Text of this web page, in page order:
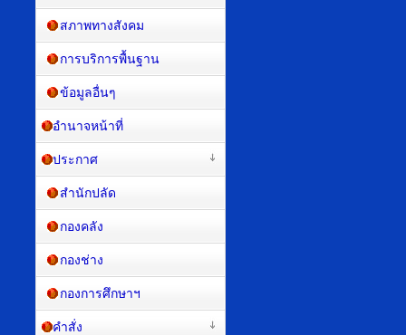
สภาพทางสังคม
การบริการพื้นฐาน
ข้อมูลอื่นๆ
อำนาจหน้าที่
ประกาศ
สำนักปลัด
กองคลัง
กองช่าง
กองการศึกษาฯ
คำสั่ง